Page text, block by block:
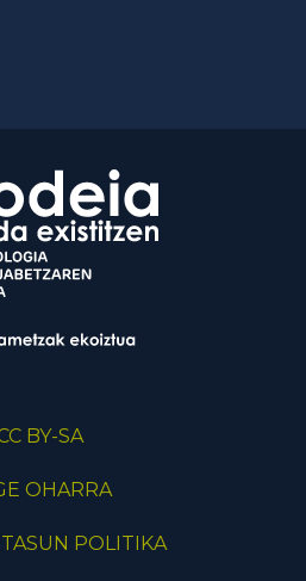
BY-SA
OHARRA
POLITIKA